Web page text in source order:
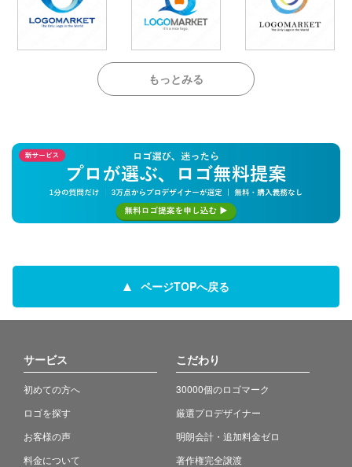
もっとみる
ページTOPへ戻る
サービス
初めての方へ
ロゴを探す
お客様の声
料金について
こだわり
30000個のロゴマーク
厳選プロデザイナー
明朗会計・追加料金ゼロ
著作権完全譲渡